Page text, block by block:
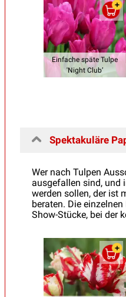
Einfache späte Tulpe
'Night Club’
Spektakuläre
Wer nach Tulpen
ausgefallen sind, und
werden sollen, der ist
beraten. Die
Show-Stücke, bei der